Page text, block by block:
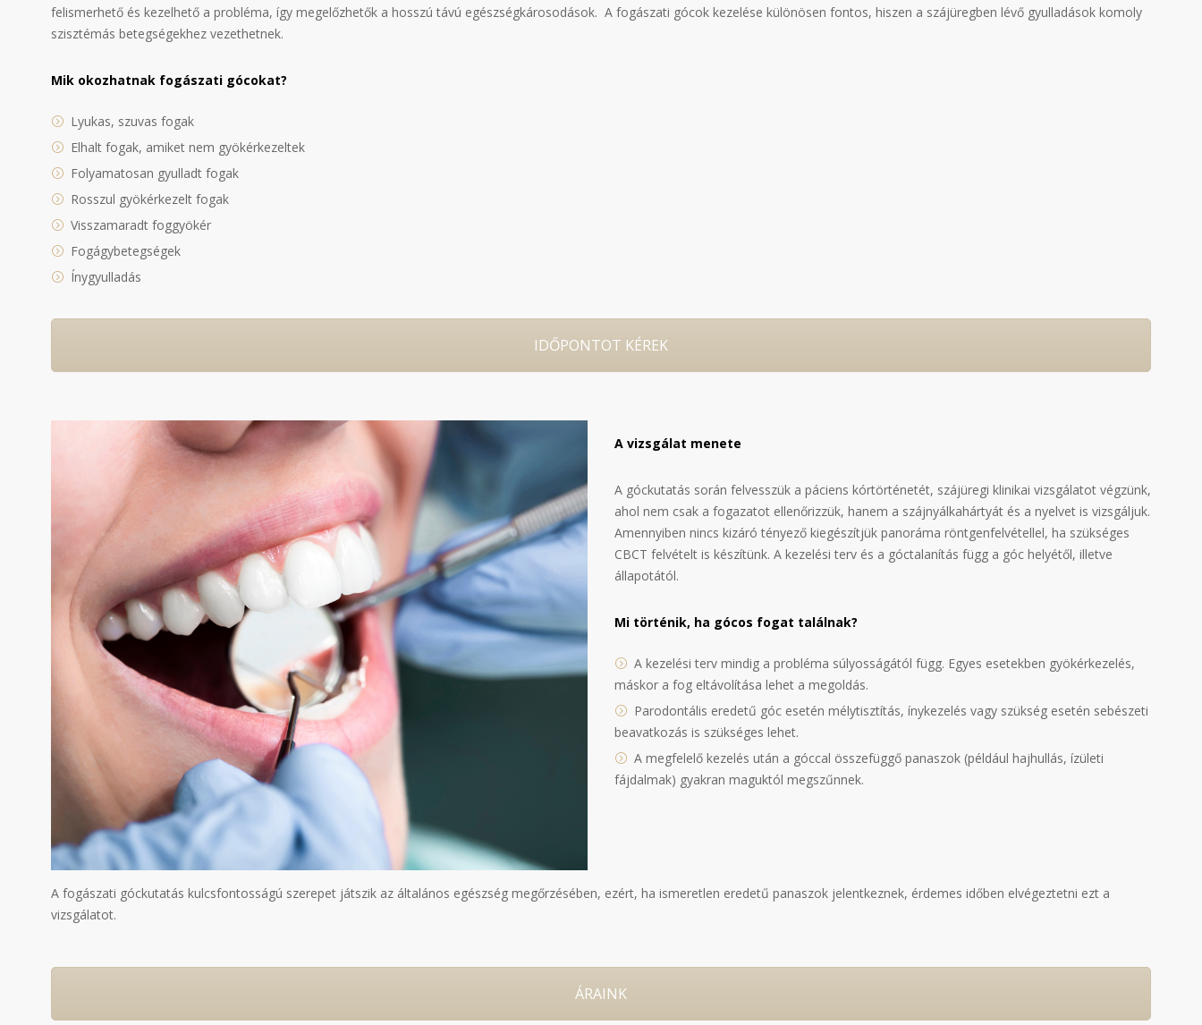
felismerhető és kezelhető a probléma, így megelőzhetők a hosszú távú egészségkárosodások. A fogászati gócok kezelése különösen fontos, hiszen a szájüregben lévő gyulladások komoly
szisztémás betegségekhez vezethetnek.
Mik okozhatnak fogászati gócokat?
Lyukas, szuvas fogak
Elhalt fogak, amiket nem gyökérkezeltek
Folyamatosan gyulladt fogak
Rosszul gyökérkezelt fogak
Visszamaradt foggyökér
Fogágybetegségek
Ínygyulladás
IDŐPONTOT KÉREK
A vizsgálat menete
A góckutatás során felvesszük a páciens kórtörténetét, szájüregi klinikai vizsgálatot végzünk,
ahol nem csak a fogazatot ellenőrizzük, hanem a szájnyálkahártyát és a nyelvet is vizsgáljuk.
Amennyiben nincs kizáró tényező kiegészítjük panoráma röntgenfelvétellel, ha szükséges
CBCT felvételt is készítünk. A kezelési terv és a góctalanítás függ a góc helyétől, illetve
állapotától.
Mi történik, ha gócos fogat találnak?
A kezelési terv mindig a probléma súlyosságától függ. Egyes esetekben gyökérkezelés,
máskor a fog eltávolítása lehet a megoldás.
Parodontális eredetű góc esetén mélytisztítás, ínykezelés vagy szükség esetén sebészeti
beavatkozás is szükséges lehet.
A megfelelő kezelés után a góccal összefüggő panaszok (például hajhullás, ízületi
fájdalmak) gyakran maguktól megszűnnek.
A fogászati góckutatás kulcsfontosságú szerepet játszik az általános egészség megőrzésében, ezért, ha ismeretlen eredetű panaszok jelentkeznek, érdemes időben elvégeztetni ezt a
vizsgálatot.
ÁRAINK